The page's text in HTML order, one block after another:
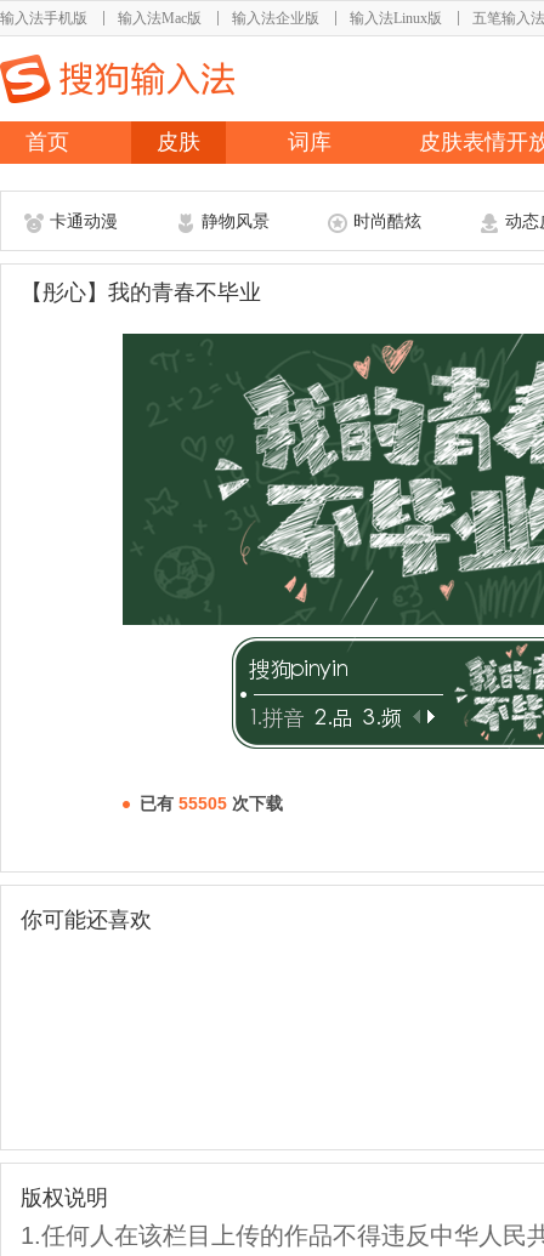
输入法手机版 输入法Mac版 输入法企业版 输入法Linux版 五笔输入法
首页 皮肤 词库 皮肤表情开
卡通动漫 静物风景 时尚酷炫 动态
【彤心】我的青春不毕业
已有 55505 次下载
你可能还喜欢
版权说明
1.任何人在该栏目上传的作品不得违反中华人民